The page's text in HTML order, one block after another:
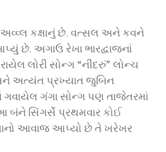
કક્ષાનું છે. વત્સલ અને કવને
છે. અગાઉ રેખા ભારદ્વાજનાં
લોરી સોન્ગ “નીંદરું” લોન્ચ
અત્યંત પ્રખ્યાત જુબિન
ગવાયેલ ગંગા સોન્ગ પણ તાજેતરમાં
બંને સિંગર્સે પ્રથમવાર કોઈ
આવાજ આપ્યો છે તે ખરેખર